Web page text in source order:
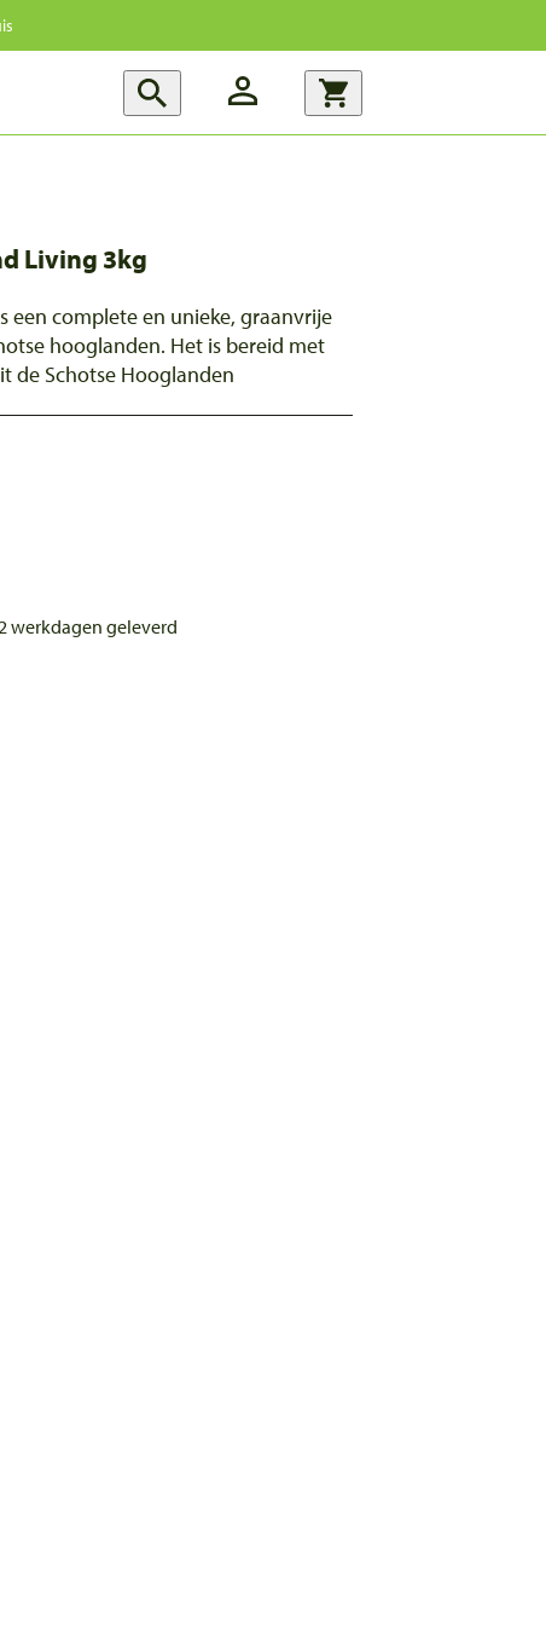
Living 3kg
een complete en unieke, graanvrije
hooglanden. Het is bereid met
de Schotse Hooglanden
werkdagen geleverd